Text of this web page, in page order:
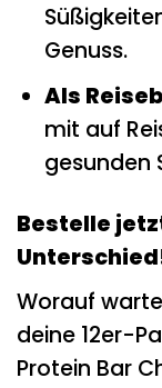
Genuss.
Als
mit auf
gesunden
Bestelle
Worauf
deine 12er-
Protein Bar